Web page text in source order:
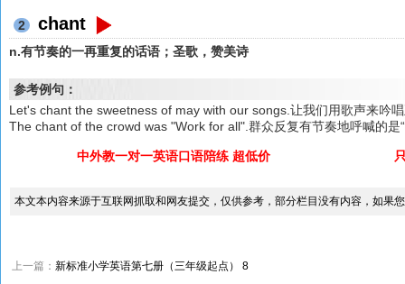
2 chant
n.有节奏的一再重复的话语；圣歌，赞美诗
参考例句：
Let's chant the sweetness of may with our songs.让我们用歌声来吟
The chant of the crowd was "Work for all".群众反复有节奏地呼喊的是
中外教一对一英语口语陪练 超低价
本文本内容来源于互联网抓取和网友提交，仅供参考，部分栏目没有内容，如果
上一篇： 新标准小学英语第七册（三年级起点） 8